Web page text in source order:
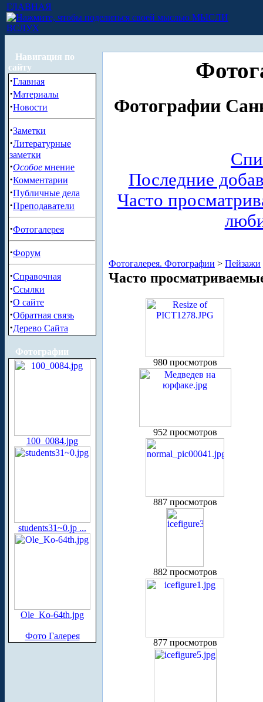
ГЛАВНАЯ
МЫСЛИ
ВСЛУХ
Навигация по
сайту
·Главная
·Материалы
·Новости
·Заметки
·Литературные
заметки
·Особое мнение
·Комментарии
·Публичные дела
·Преподаватели
·Фотогалерея
·Форум
·Справочная
·Ссылки
·О сайте
·Обратная связь
·Дерево Сайта
Фотографии
100_0084.jpg
students31~0.jp ...
Ole_Ko-64th.jpg
Фото Галерея
Фотографии
Последние
Часто
Фотогалерея. Фотографии > Пейзажи
Часто
980 просмотров
952 просмотров
887 просмотров
882 просмотров
877 просмотров